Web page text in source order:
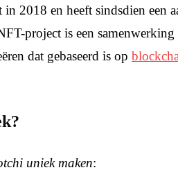
2018 en heeft sindsdien een
project is een
dat gebaseerd is op
uniek maken: